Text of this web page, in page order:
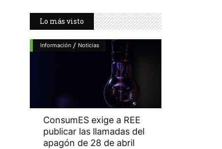
Lo más visto
Información / Noticias
ConsumES exige a REE
publicar las llamadas del
apagón de 28 de abril